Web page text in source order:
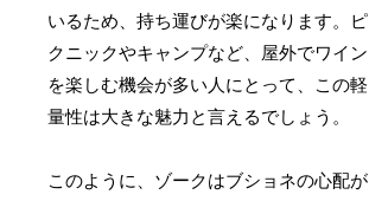
いるため、持ち運びが楽になります。ピ
クニックやキャンプなど、屋外でワイン
を楽しむ機会が多い人にとって、この軽
量性は大きな魅力と言えるでしょう。
このように、ゾークはブショネの心配が